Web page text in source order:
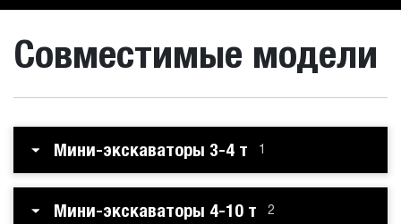
Совместимые модели
Мини-экскаваторы 3-4 т 1
Мини-экскаваторы 4-10 т 2